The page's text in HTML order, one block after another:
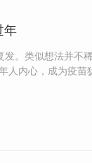
年
。类似想法并不
人内心，成为疫苗
。